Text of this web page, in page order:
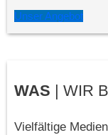
Unser Angebot
WAS | WIR
Vielfältige